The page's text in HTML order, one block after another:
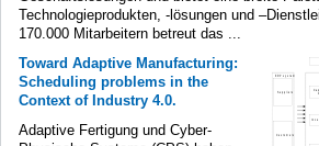
Technologieprodukten, -lösungen und
170.000 Mitarbeitern betreut das ...
Toward Adaptive Manufacturing:
Scheduling problems in the
Context of Industry 4.0.
Adaptive Fertigung und Cyber-